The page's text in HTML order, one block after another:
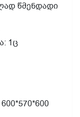
წმენდადი
1ც